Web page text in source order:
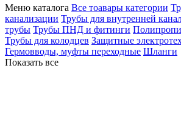
Меню каталога Все тоавары категории
канализации Трубы для внутренней
трубы Трубы ПНД и фитинги
Трубы для колодцев Защитные
Гермовводы, муфты переходные Шланги
Показать все